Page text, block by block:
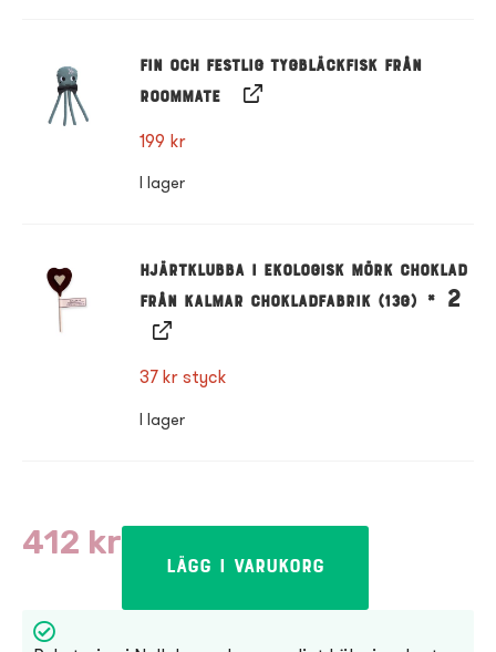
Fin och festlig tygbläckfisk från
Roommate
199 kr
I lager
Hjärtklubba i ekologisk Mörk choklad
från Kalmar chokladfabrik (13g)× 2
37kr styck
I lager
412 kr
Lägg i varukorg